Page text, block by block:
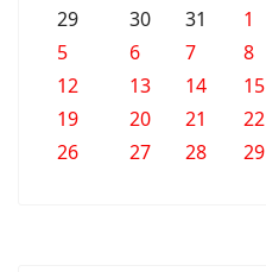
29
30 31 1
5
6 7 8
12
13 14 15
19
20 21 22
26
27 28 29